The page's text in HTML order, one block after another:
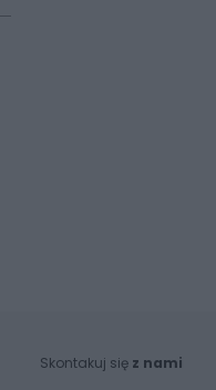
Skontakuj się z nami